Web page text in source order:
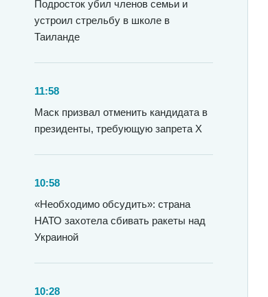
Подросток убил членов семьи и
устроил стрельбу в школе в
Таиланде
11:58
Маск призвал отменить кандидата в
президенты, требующую запрета X
10:58
«Необходимо обсудить»: страна
НАТО захотела сбивать ракеты над
Украиной
10:28